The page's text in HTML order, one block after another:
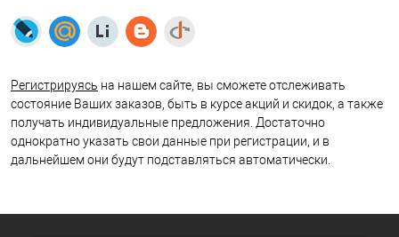
Регистрируясь на нашем сайте, вы сможете отслеживать
состояние Ваших заказов, быть в курсе акций и скидок, а также
получать индивидуальные предложения. Достаточно
однократно указать свои данные при регистрации, и в
дальнейшем они будут подставляться автоматически.